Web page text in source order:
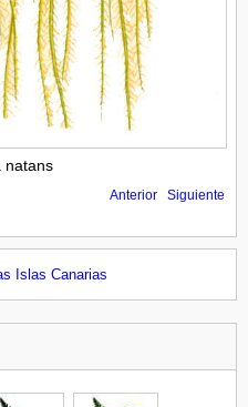
natans
Anterior Siguiente
Islas Canarias